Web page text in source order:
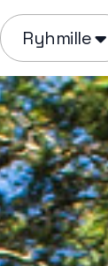
Ryhmille